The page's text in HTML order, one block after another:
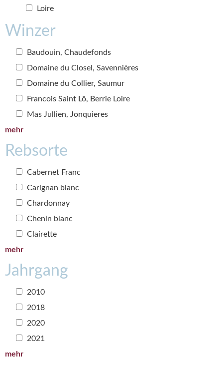
Loire
Winzer
Baudouin, Chaudefonds
Domaine du Closel, Savennières
Domaine du Collier, Saumur
Francois Saint Lô, Berrie Loire
Mas Jullien, Jonquieres
mehr
Rebsorte
Cabernet Franc
Carignan blanc
Chardonnay
Chenin blanc
Clairette
mehr
Jahrgang
2010
2018
2020
2021
mehr